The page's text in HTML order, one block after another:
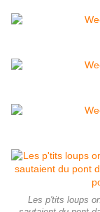
Les p'tits loups